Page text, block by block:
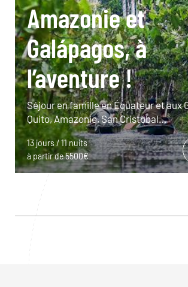
Amazonie et
Galápagos, à
l’aventure !
Séjour en famille en Équateur et aux
Quito, Amazonie, San Cristóbal…
13 jours / 11 nuits
à partir de 5500€